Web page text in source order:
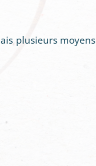
plusieurs moyens